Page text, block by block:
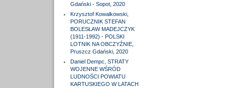
Gdański - Sopot, 2020
Krzysztof Kowalkowski,
PORUCZNIK STEFAN
BOLESŁAW MADEJCZYK
(1911-1992) - POLSKI
LOTNIK NA OBCZYŹNIE,
Pruszcz Gdański, 2020
Daniel Dempc, STRATY
WOJENNE WŚRÓD
LUDNOŚCI POWIATU
KARTUSKIEGO W LATACH